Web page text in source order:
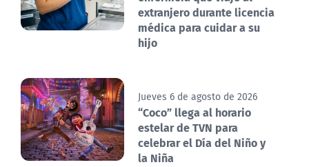
extranjero durante licencia
médica para cuidar a su
hijo
Jueves 6 de agosto de 2026
“Coco” llega al horario
estelar de TVN para
celebrar el Día del Niño y
la Niña